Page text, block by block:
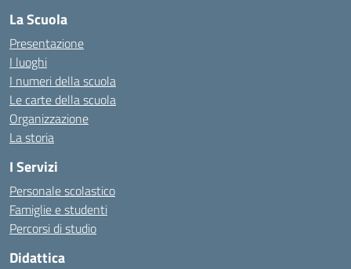
La Scuola
Presentazione
I luoghi
I numeri della scuola
Le carte della scuola
Organizzazione
La storia
I Servizi
Personale scolastico
Famiglie e studenti
Percorsi di studio
Didattica